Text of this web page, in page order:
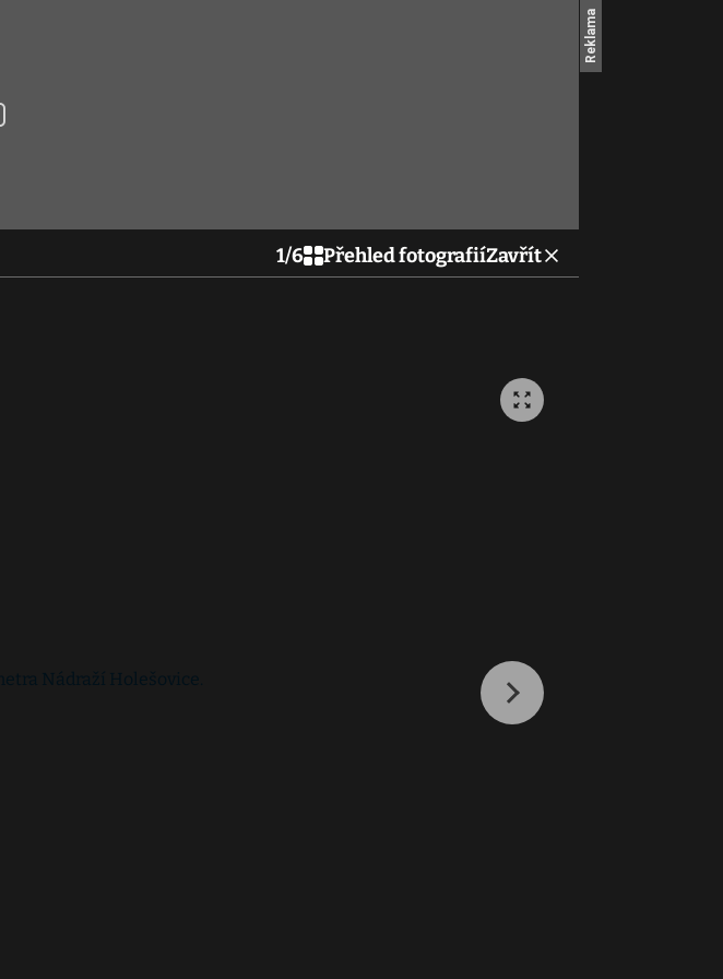
1/6 Přehled fotografiíZavřít